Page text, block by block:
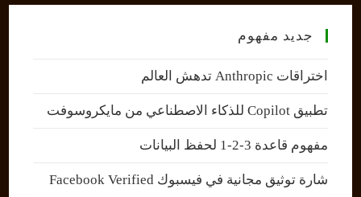
جديد مفهوم
اختراقات Anthropic تدهش العالم
تطبيق Copilot للذكاء الاصطناعي من مايكروسوفت
مفهوم قاعدة 3-2-1 لحفظ البيانات
شارة توثيق مجانية في فيسبوك Facebook Verified